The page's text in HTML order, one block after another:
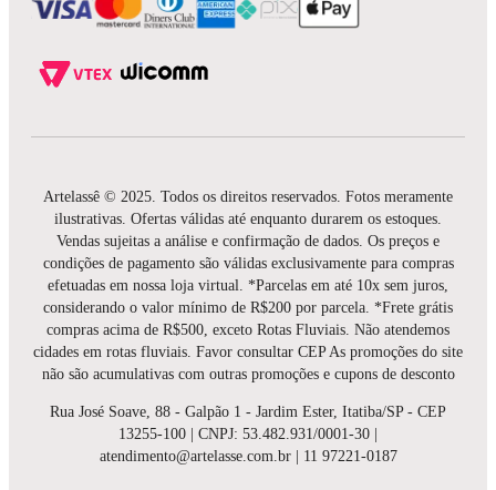
Artelassê © 2025. Todos os direitos reservados. Fotos meramente
ilustrativas. Ofertas válidas até enquanto durarem os estoques.
Vendas sujeitas a análise e confirmação de dados. Os preços e
condições de pagamento são válidas exclusivamente para compras
efetuadas em nossa loja virtual. *Parcelas em até 10x sem juros,
considerando o valor mínimo de R$200 por parcela. *Frete grátis
compras acima de R$500, exceto Rotas Fluviais. Não atendemos
cidades em rotas fluviais. Favor consultar CEP As promoções do site
não são acumulativas com outras promoções e cupons de desconto
Rua José Soave, 88 - Galpão 1 - Jardim Ester, Itatiba/SP - CEP
13255-100 | CNPJ: 53.482.931/0001-30 |
atendimento@artelasse.com.br | 11 97221-0187